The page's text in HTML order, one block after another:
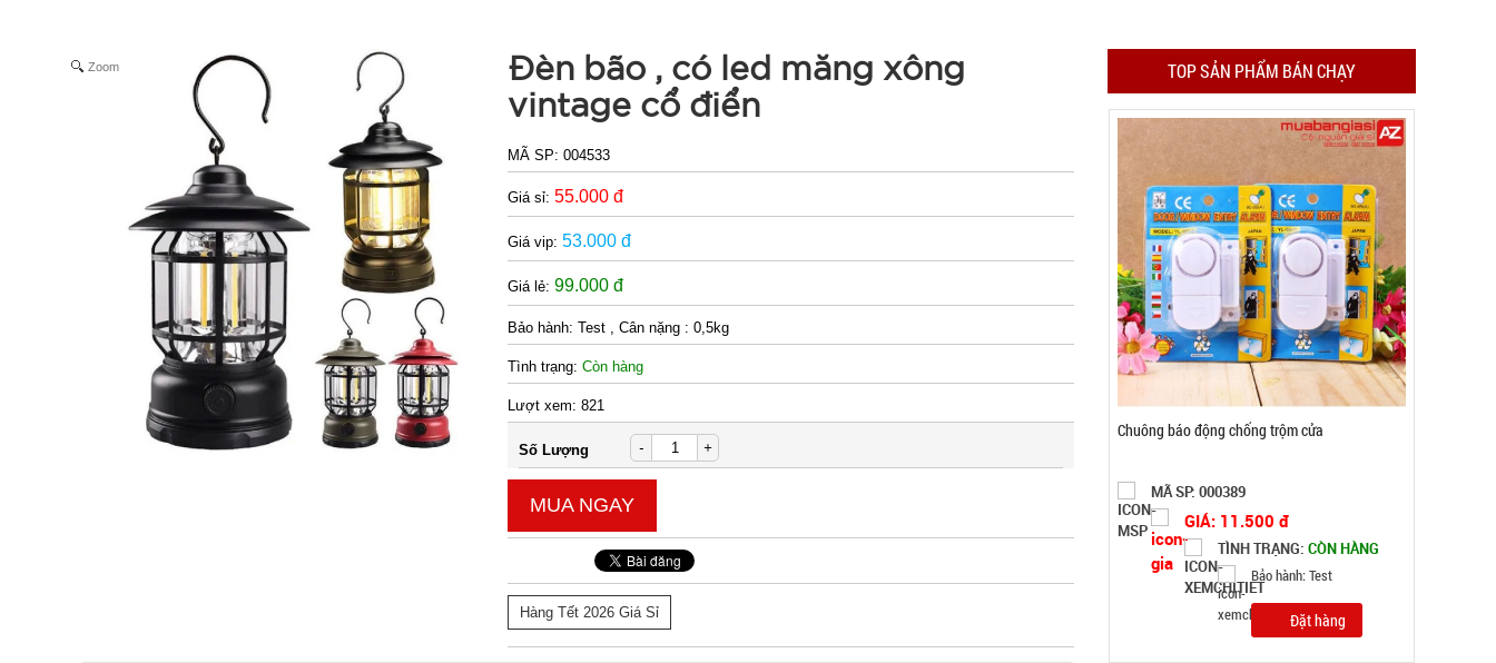
Zoom
Đèn bão , có led măng xông
vintage cổ điển
MÃ SP:004533
Giá sỉ:55.000 đ
Giá vip:53.000 đ
Giá lẻ:99.000 đ
Bảo hành:Test , Cân nặng : 0,5kg
Tình trạng:Còn hàng
Lượt xem:821
Số Lượng - +
MUA NGAY
Hàng Tết 2026 Giá Sỉ
TOP SẢN PHẨM BÁN CHẠY
Đặt hàng
Set 10 khăn lau chén bát 2 mặt xanh hồng (
MÃ SP: 002874
GIÁ: 8.500 đ
TÌNH TRẠNG: CÒN HÀNG
Bảo hành: Test; Cân nặng:
0.2kg
Đặt hàng